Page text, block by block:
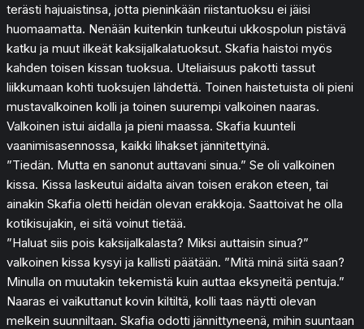
terästi hajuaistinsa, jotta pieninkään riistantuoksu ei jäisi
huomaamatta. Nenään kuitenkin tunkeutui ukkospolun pistävä
katku ja muut ilkeät kaksijalkalatuoksut. Skafia haistoi myös
kahden toisen kissan tuoksua. Uteliaisuus pakotti tassut
liikkumaan kohti tuoksujen lähdettä. Toinen haistetuista oli pieni
mustavalkoinen kolli ja toinen suurempi valkoinen naaras.
Valkoinen istui aidalla ja pieni maassa. Skafia kuunteli
vaanimisasennossa, kaikki lihakset jännitettyinä.
”Tiedän. Mutta en sanonut auttavani sinua.” Se oli valkoinen
kissa. Kissa laskeutui aidalta aivan toisen erakon eteen, tai
ainakin Skafia oletti heidän olevan erakkoja. Saattoivat he olla
kotikisujakin, ei sitä voinut tietää.
”Haluat siis pois kaksijalkalasta? Miksi auttaisin sinua?”
valkoinen kissa kysyi ja kallisti päätään. ”Mitä minä siitä saan?
Minulla on muutakin tekemistä kuin auttaa eksyneitä pentuja.”
Naaras ei vaikuttanut kovin kiltiltä, kolli taas näytti olevan
melkein suunniltaan. Skafia odotti jännittyneenä, mihin suuntaan